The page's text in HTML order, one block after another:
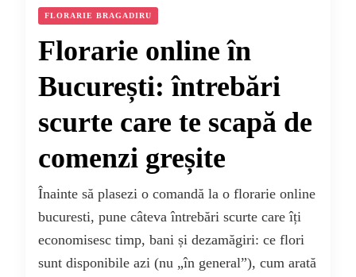
FLORARIE BRAGADIRU
Florarie online în
București: întrebări
scurte care te scapă de
comenzi greșite
Înainte să plasezi o comandă la o florarie online
bucuresti, pune câteva întrebări scurte care îți
economisesc timp, bani și dezamăgiri: ce flori
sunt disponibile azi (nu „în general”), cum arată